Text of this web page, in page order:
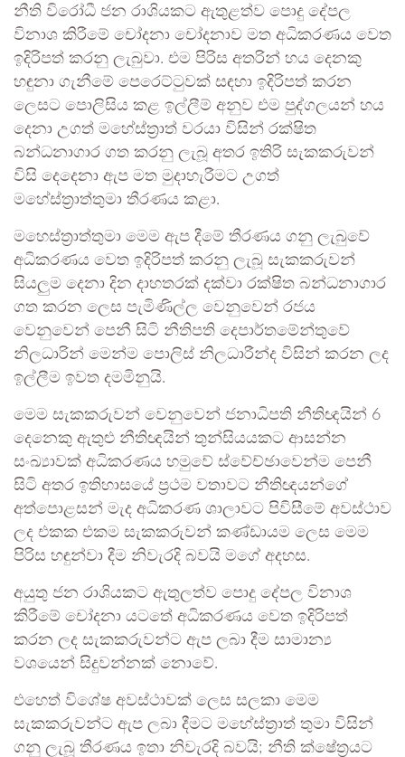
නීති විරෝධී ජන රාශියකට ඇතුළත්ව පොදු දේපල
විනාශ කිරීමේ චෝදනා චෝදනාව මත අධිකරණය වෙත
ඉදිරිපත් කරනු ලැබුවා. එම පිරිස අතරින් හය දෙනකු
හඳුනා ගැනීමේ පෙරෙට්ටුවක් සඳහා ඉදිරිපත් කරන
ලෙසට පොලිසිය කළ ඉල්ලීම් අනුව එම පුද්ගලයන් හය
දෙනා උගත් මහේස්ත්‍රාත් වරයා විසින් රක්ෂිත
බන්ධනාගාර ගත කරනු ලැබූ අතර ඉතිරි සැකකරුවන්
විසි දෙදෙනා ඇප මත මුදාහැරීමට උගත්
මහේස්ත්‍රාත්තුමා තීරණය කළා.
මහෙස්ත්‍රාත්තුමා මෙම ඇප දීමේ තීරණය ගනු ලැබුවේ
අධිකරණය වෙත ඉදිරිපත් කරනු ලැබූ සැකකරුවන්
සියලුම දෙනා දින දාහතරක් දක්වා රක්ෂිත බන්ධනාගාර
ගත කරන ලෙස පැමිණිල්ල වෙනුවෙන් රජය
වෙනුවෙන් පෙනී සිටි නීතිපති දෙපාර්තමේන්තුවේ
නිලධාරින් මෙන්ම පොලිස් නිලධාරීන්ද විසින් කරන ලද
ඉල්ලීම ඉවත දමමිනුයි.
මෙම සැකකරුවන් වෙනුවෙන් ජනාධිපති නීතිඥයින් 6
දෙනෙකු ඇතුළු නීතිඥයින් තුන්සියයකට ආසන්න
සංඛ්‍යාවක් අධිකරණය හමුවේ ස්වේච්ඡාවෙන්ම පෙනී
සිටි අතර ඉතිහාසයේ ප්‍රථම වතාවට නීතිඥයන්ගේ
අත්පොළසන් මැද අධිකරණ ශාලාවට පිවිසීමේ අවස්ථාව
ලද එකක එකම සැකකරුවන් කණ්ඩායම ලෙස මෙම
පිරිස හඳුන්වා දීම නිවැරදි බවයි මගේ අදහස.
අයුතු ජන රාශියකට ඇතුලත්ව පොදු දේපල විනාශ
කිරීමේ චෝදනා යටතේ අධිකරණය වෙත ඉදිරිපත්
කරන ලද සැකකරුවන්ට ඇප ලබා දීම සාමාන්‍ය
වශයෙන් සිදුවන්නක් නොවේ.
එහෙත් විශේෂ අවස්ථාවක් ලෙස සලකා මෙම
සැකකරුවන්ට ඇප ලබා දීමට මහේස්ත්‍රාත් තුමා විසින්
ගනු ලැබූ තීරණය ඉතා නිවැරදි බවයි; නීති ක්ෂේත්‍රයට